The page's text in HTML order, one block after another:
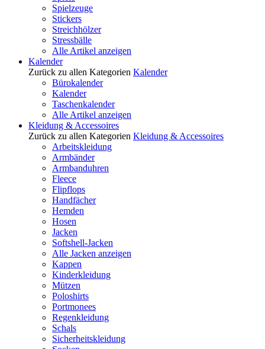
Spielzeuge
Stickers
Streichhölzer
Stressbälle
Alle Artikel anzeigen
Kalender
Zurück zu allen Kategorien Kalender
Bürokalender
Kalender
Taschenkalender
Alle Artikel anzeigen
Kleidung & Accessoires
Zurück zu allen Kategorien Kleidung & Accessoires
Arbeitskleidung
Armbänder
Armbanduhren
Fleece
Flipflops
Handfächer
Hemden
Hosen
Jacken
Softshell-Jacken
Alle Jacken anzeigen
Kappen
Kinderkleidung
Mützen
Poloshirts
Portmonees
Regenkleidung
Schals
Sicherheitskleidung